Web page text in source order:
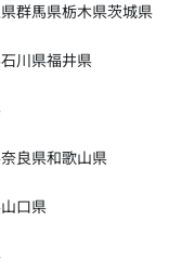
群馬県栃木県茨城県
石川県福井県
奈良県和歌山県
山口県